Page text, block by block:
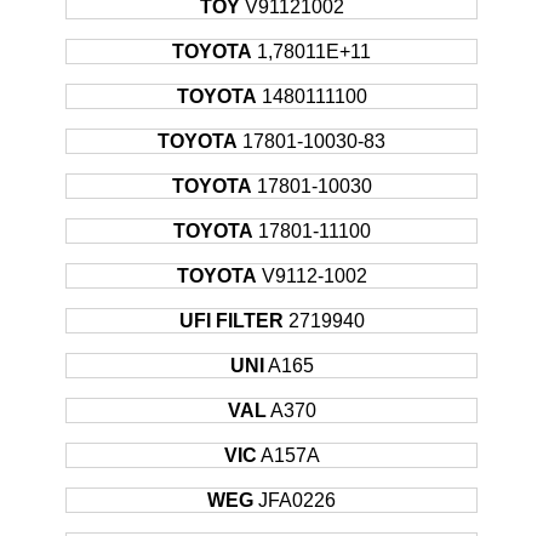
TOY V91121002
TOYOTA 1,78011E+11
TOYOTA 1480111100
TOYOTA 17801-10030-83
TOYOTA 17801-10030
TOYOTA 17801-11100
TOYOTA V9112-1002
UFI FILTER 2719940
UNI A165
VAL A370
VIC A157A
WEG JFA0226